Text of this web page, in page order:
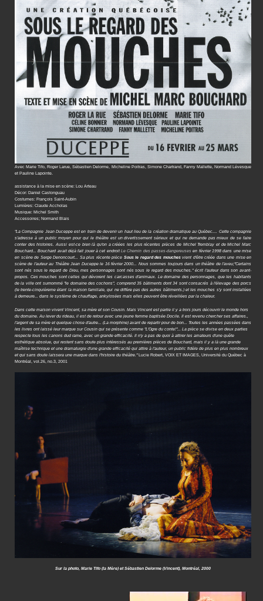
Avec Marie Tifo, Roger Larue, Sébastien Delorme, Micheline Poitras, Simone Chartrand, Fanny Mallette, Normand Lévesque
et Pauline Lapointe.
assistance à la mise en scène: Lou Arteau
Décor: Daniel Castonguau
Costumes: François Saint-Aubin
Lumières: Claude Accholas
Musique: Michel Smith
Accessoires; Normand Blais
"La Compagnie Jean Duceppe est en train de devenir un haut lieu de la création dramatique au Québec.... Cette compagnie
s'adresse à un public moyen pour qui le théâtre est un divertissement sérieux et qui ne demande pas mieux de se faire
conter des histoires. Aussi est-ce bien là qu'on a créées les plus récentes pièces de Michel Tremblay et de Michel Marc
Bouchard... Bouchard avait déjà fait jouer à cet endroit Le Chemin des passes-dangereuses en février 1998 dans une mise
en scène de Serge Denoncourt... Sa plus récente pièce Sous le regard des mouchesvient d'être créée dans une mise en
scène de l'auteur au Théâtre Jean Duceppe le 16 février 2000... Nous sommes toujours dans un théâtre de l'aveu;"Certains
sont nés sous le regard de Dieu, mes personnages sont nés sous le regard des mouches." écrit l'auteur dans son avant-
propos. Ces mouches sont celles qui dévorent les carcasses d'animaux. Le domaine des personnages, que les habitants
de la ville ont surnommé "le domaine des cochons", comprend 35 bätiments dont 34 sont consacrés à l'élevage des porcs
(le trente-cinquièreme étant la maison familiale, qui ne diffère pas des autres bâtiments.) et les mouches s'y sont installées
à demeure... dans le système de chauffage, ankylosées mais elles peuvent être réveillées par la chaleur.
Dans cette maison vivent Vincent, sa mère et son Cousin. Mais Vincent est partie il y a trois jours découvrir le monde hors
du domaine. Au lever du rideau, il est de retour avec une jeune femme baptisée Docile. Il est revenu chercher ses affaires.,
l'argent de sa mère et quelque chose d'autre... (La morphine) avant de repartir pour de bon... Toutes les années passées dans
les livres ont laissé leur marque sur Cousin qui se présente comme "L'Ogre du conte!"... La pièce se divise en deux parties
respecte tous les canons dud rame, avec un grande efficacité. Il n'y a pas de quoi à attirer les amateurs d'une quête
esthétique absolue, qui restent sans doute plus intéressés au premières pièces de Bouchard, mais il y a là une grande
maîtrise technique et une dramaturgie d'une grande efficacité qui attire à l'auteur, un public fidèle de plus en plus nombreux
et qui sans doute laissera une marque dans l'histoire du théâtre."Lucie Robert, VOIX ET IMAGES, Université du Québec à
Montréal, vol.26, no.3, 2001
Sur la photo, Marie Tifo (la Mère) et Sébastien Delorme (Vincent), Montréal, 2000